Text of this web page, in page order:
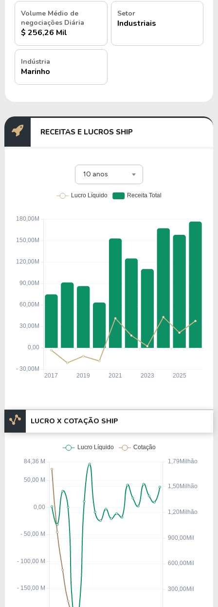
Volume Médio de
negociações Diária
$ 256,26 Mil
Setor
Industriais
Indústria
Marinho
RECEITAS E LUCROS SHIP
10 anos
LUCRO X COTAÇÃO SHIP